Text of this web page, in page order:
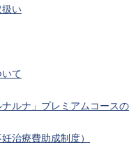
扱い
て
ルナ」プレミアムコースの
治療費助成制度）